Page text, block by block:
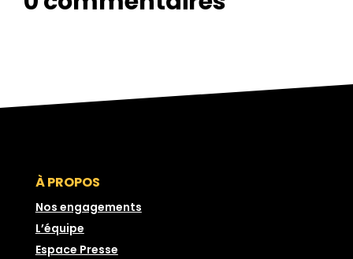
À PROPOS
Nos engagements
L’équipe
Espace Presse